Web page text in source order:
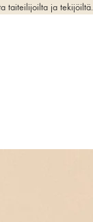
taiteilijoilta ja tekijöiltä.